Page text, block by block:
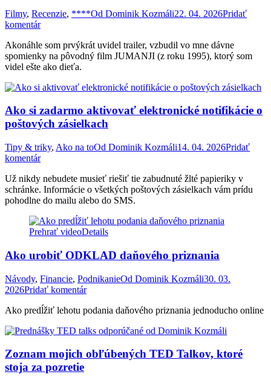
Filmy, Recenzie, ****Od Dominik Kozmáli22. 04. 2026Pridať
komentár
Akonáhle som prvýkrát uvidel trailer, vzbudil vo mne dávne
spomienky na pôvodný film JUMANJI (z roku 1995), ktorý som
videl ešte ako dieťa.
Ako si zadarmo aktivovať elektronické notifikácie o
poštových zásielkach
Tipy & triky, Ako na toOd Dominik Kozmáli14. 04. 2026Pridať
komentár
Už nikdy nebudete musieť riešiť tie zabudnuté žlté papieriky v
schránke. Informácie o všetkých poštových zásielkach vám prídu
pohodlne do mailu alebo do SMS.
Prehrať videoDetails
Ako urobiť ODKLAD daňového priznania
Návody, Financie, PodnikanieOd Dominik Kozmáli30. 03.
2026Pridať komentár
Ako predĺžiť lehotu podania daňového priznania jednoducho online
Zoznam mojich obľúbených TED Talkov, ktoré
stoja za pozretie